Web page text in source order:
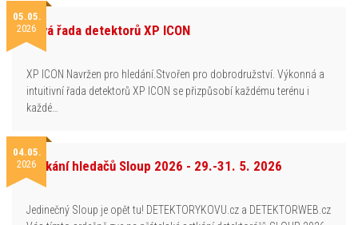
05.05.
2026Nová řada detektorů XP ICON
XP ICON Navržen pro hledání.Stvořen pro dobrodružství. Výkonná a
intuitivní řada detektorů XP ICON se přizpůsobí každému terénu i
každé…
04.05.
2026Setkání hledačů Sloup 2026 - 29.-31. 5. 2026
Jedinečný Sloup je opět tu! DETEKTORYKOVU.cz a DETEKTORWEB.cz